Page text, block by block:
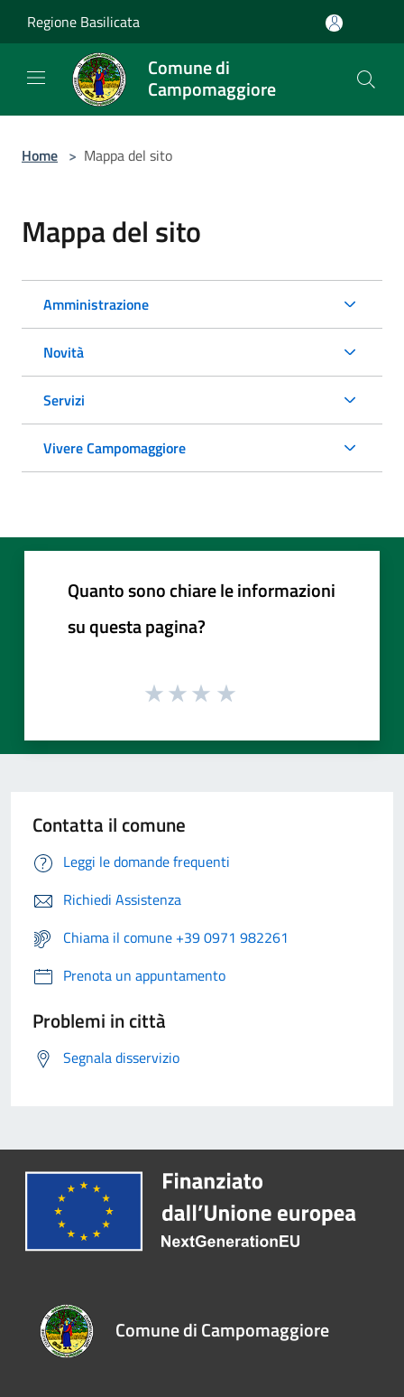
Regione Basilicata
Comune di
Campomaggiore
Home > Mappa del sito
Mappa del sito
Amministrazione
Novità
Servizi
Vivere Campomaggiore
Quanto sono chiare le informazioni
su questa pagina?
Contatta il comune
Leggi le domande frequenti
Richiedi Assistenza
Chiama il comune +39 0971 982261
Prenota un appuntamento
Problemi in città
Segnala disservizio
Comune di Campomaggiore